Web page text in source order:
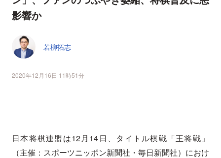
影響か
若柳拓志
2020年12月16日 11時51分
日本将棋連盟は12月14日、タイトル棋戦「王将戦」
（主催：スポーツニッポン新聞社・毎日新聞社）におけ